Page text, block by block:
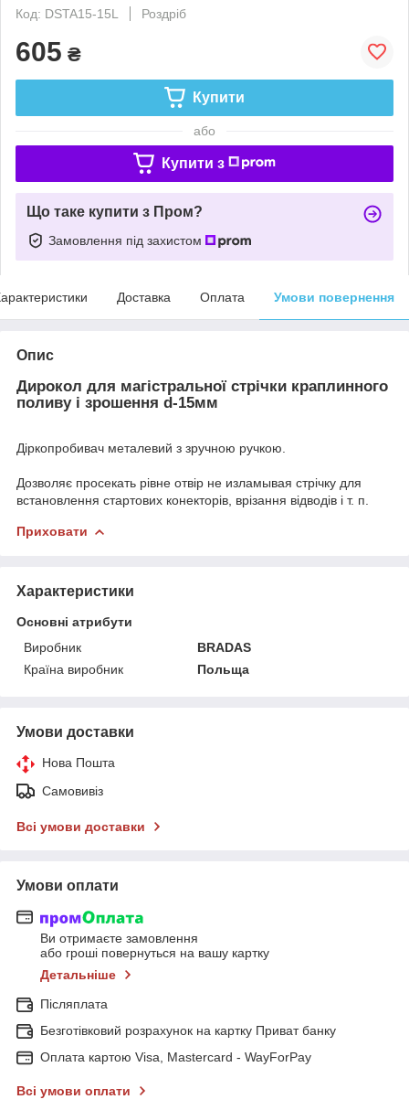
Код: DSTA15-15L
Роздріб
605 ₴
Купити
або
Купити з
Що таке купити з Пром?
Замовлення під захистом
Доставка Оплата Умови повернення
Опис
Дирокол для магістральної стрічки краплинного
поливу і зрошення d-15мм
Діркопробивач металевий з зручною ручкою.
Дозволяє просекать рівне отвір не изламывая стрічку для
встановлення стартових конекторів, врізання відводів і т. п.
Приховати
Характеристики
Основні атрибути
Виробник
BRADAS
Країна виробник
Польща
Умови доставки
Нова Пошта
Самовивіз
Всі умови доставки
Умови оплати
Ви отримаєте замовлення
або гроші повернуться на вашу картку
Детальніше
Післяплата
Безготівковий розрахунок на картку Приват банку
Оплата картою Visa, Mastercard - WayForPay
Всі умови оплати